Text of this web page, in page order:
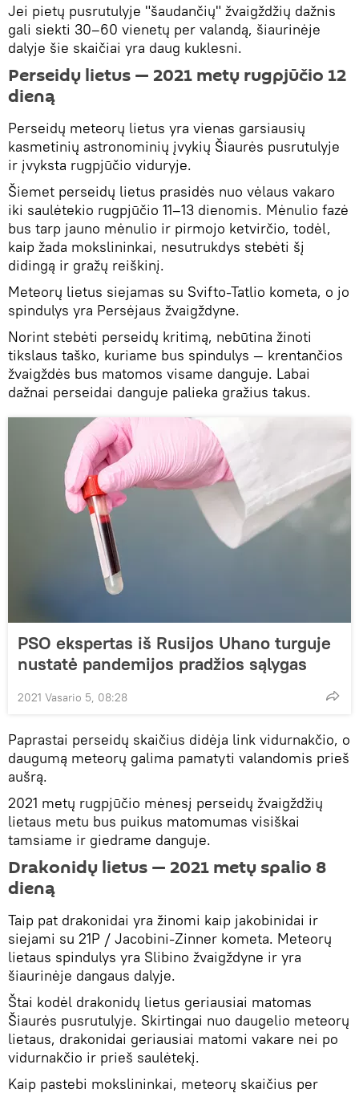
Jei pietų pusrutulyje "šaudančių" žvaigždžių dažnis
gali siekti 30–60 vienetų per valandą, šiaurinėje
dalyje šie skaičiai yra daug kuklesni.
Perseidų lietus — 2021 metų rugpjūčio 12
dieną
Perseidų meteorų lietus yra vienas garsiausių
kasmetinių astronominių įvykių Šiaurės pusrutulyje
ir įvyksta rugpjūčio viduryje.
Šiemet perseidų lietus prasidės nuo vėlaus vakaro
iki saulėtekio rugpjūčio 11–13 dienomis. Mėnulio fazė
bus tarp jauno mėnulio ir pirmojo ketvirčio, ​​todėl,
kaip žada mokslininkai, nesutrukdys stebėti šį
didingą ir gražų reiškinį.
Meteorų lietus siejamas su Svifto-Tatlio kometa, o jo
spindulys yra Persėjaus žvaigždyne.
Norint stebėti perseidų kritimą, nebūtina žinoti
tikslaus taško, kuriame bus spindulys — krentančios
žvaigždės bus matomos visame danguje. Labai
dažnai perseidai danguje palieka gražius takus.
PSO ekspertas iš Rusijos Uhano turguje
nustatė pandemijos pradžios sąlygas
2021 Vasario 5, 08:28
Paprastai perseidų skaičius didėja link vidurnakčio, o
daugumą meteorų galima pamatyti valandomis prieš
aušrą.
2021 metų rugpjūčio mėnesį perseidų žvaigždžių
lietaus metu bus puikus matomumas visiškai
tamsiame ir giedrame danguje.
Drakonidų lietus — 2021 metų spalio 8
dieną
Taip pat drakonidai yra žinomi kaip jakobinidai ir
siejami su 21P / Jacobini-Zinner kometa. Meteorų
lietaus spindulys yra Slibino žvaigždyne ir yra
šiaurinėje dangaus dalyje.
Štai kodėl drakonidų lietus geriausiai matomas
Šiaurės pusrutulyje. Skirtingai nuo daugelio meteorų
lietaus, drakonidai geriausiai matomi vakare nei po
vidurnakčio ir prieš saulėtekį.
Kaip pastebi mokslininkai, meteorų skaičius per